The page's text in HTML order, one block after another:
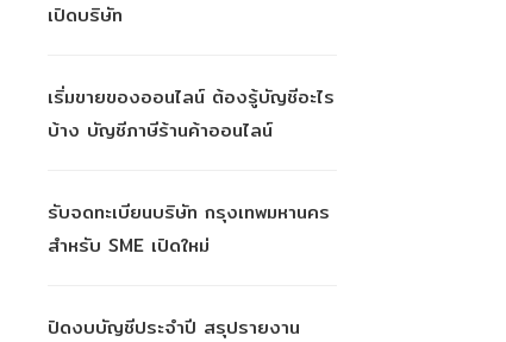
เปิดบริษัท
เริ่มขายของออนไลน์ ต้องรู้บัญชีอะไร
บ้าง บัญชีภาษีร้านค้าออนไลน์
รับจดทะเบียนบริษัท กรุงเทพมหานคร
สำหรับ SME เปิดใหม่
ปิดงบบัญชีประจำปี สรุปรายงาน